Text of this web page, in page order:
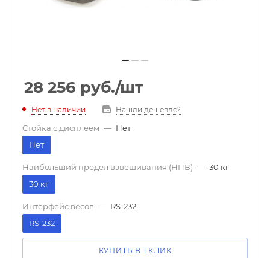
28 256 руб./шт
Нет в наличии Нашли дешевле?
Стойка с дисплеем — Нет
Нет
Наибольший предел взвешивания (НПВ) — 30 кг
30 кг
Интерфейс весов — RS-232
RS-232
КУПИТЬ В 1 КЛИК